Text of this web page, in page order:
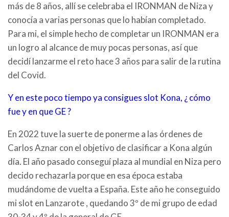
más de 8 años, allí se celebraba el IRONMAN de Niza y
conocía a varias personas que lo habían completado.
Para mi, el simple hecho de completar un IRONMAN era
un logro al alcance de muy pocas personas, así que
decidí lanzarme el reto hace 3 años para salir de la rutina
del Covid.
Y en este poco tiempo ya consigues slot Kona, ¿ cómo
fue y en que GE ?
En 2022 tuve la suerte de ponerme a las órdenes de
Carlos Aznar con el objetivo de clasificar a Kona algún
día. El año pasado conseguí plaza al mundial en Niza pero
decido rechazarla porque en esa época estaba
mudándome de vuelta a España. Este año he conseguido
mi slot en Lanzarote , quedando 3º de mi grupo de edad